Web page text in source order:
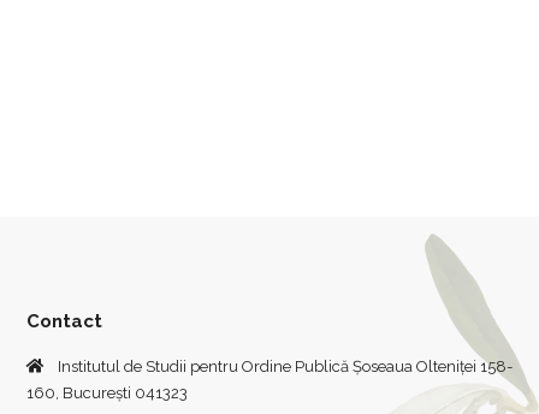
Contact
Institutul de Studii pentru Ordine Publică Șoseaua Olteniței 158-
160, București 041323